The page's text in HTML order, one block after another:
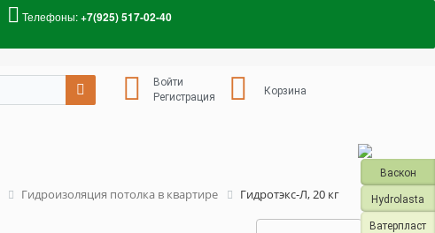
Телефоны:+7(925) 517-02-40
Войти
Регистрация
Корзина
Васкон
Hydrolasta
Ватерпласт
Гидроизоляция потолка в квартире Гидротэкс-Л, 20 кг